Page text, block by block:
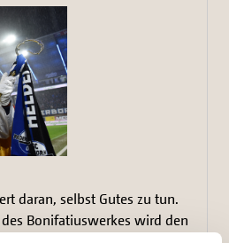
daran, selbst Gutes zu tun.
Bonifatiuswerkes wird den